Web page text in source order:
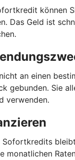
können
Das Geld ist
an einen
gebunden. Sie
verwenden.
Sofortkredits
monatlichen